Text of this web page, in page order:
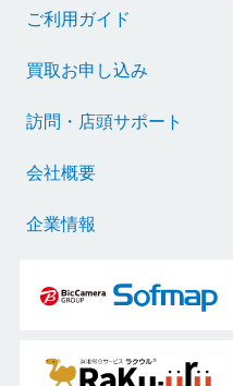
ご利用ガイド
買取お申し込み
訪問・店頭サポート
会社概要
企業情報